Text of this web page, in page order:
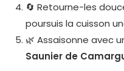
🔄 Retourne-les
poursuis la cuisson
🌿 Assaisonne avec
Saunier de